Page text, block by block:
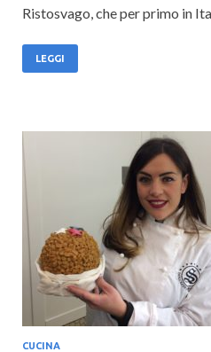
Ristosvago, che per primo in
LEGGI
CUCINA